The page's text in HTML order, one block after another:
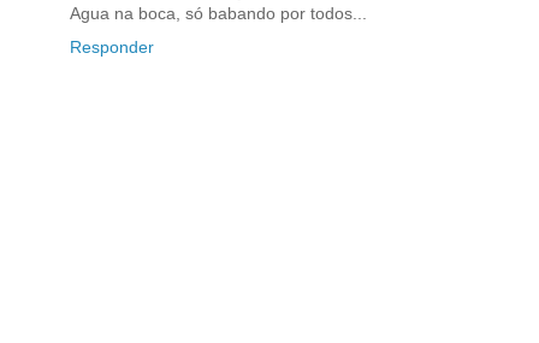
Agua na boca, só babando por todos...
Responder